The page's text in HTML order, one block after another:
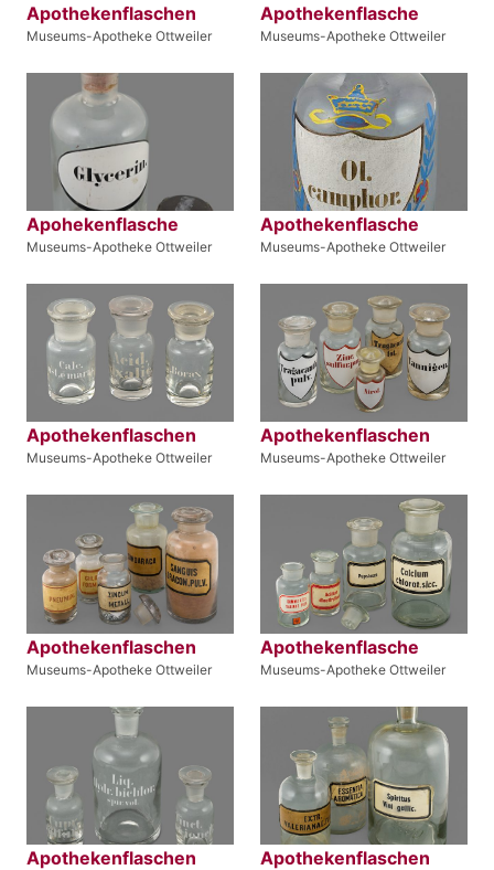
Apothekenflaschen
Museums-Apotheke Ottweiler
Apothekenflasche
Museums-Apotheke Ottweiler
Apohekenflasche
Museums-Apotheke Ottweiler
Apothekenflasche
Museums-Apotheke Ottweiler
Apothekenflaschen
Museums-Apotheke Ottweiler
Apothekenflaschen
Museums-Apotheke Ottweiler
Apothekenflaschen
Museums-Apotheke Ottweiler
Apothekenflasche
Museums-Apotheke Ottweiler
Apothekenflaschen Apothekenflaschen